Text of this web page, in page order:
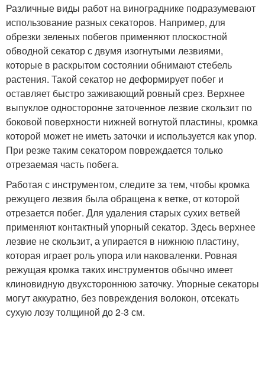
Различные виды работ на винограднике подразумевают
использование разных секаторов. Например, для
обрезки зеленых побегов применяют плоскостной
обводной секатор с двумя изогнутыми лезвиями,
которые в раскрытом состоянии обнимают стебель
растения. Такой секатор не деформирует побег и
оставляет быстро заживающий ровный срез. Верхнее
выпуклое односторонне заточенное лезвие скользит по
боковой поверхности нижней вогнутой пластины, кромка
которой может не иметь заточки и используется как упор.
При резке таким секатором повреждается только
отрезаемая часть побега.
Работая с инструментом, следите за тем, чтобы кромка
режущего лезвия была обращена к ветке, от которой
отрезается побег. Для удаления старых сухих ветвей
применяют контактный упорный секатор. Здесь верхнее
лезвие не скользит, а упирается в нижнюю пластину,
которая играет роль упора или наковаленки. Ровная
режущая кромка таких инструментов обычно имеет
клиновидную двухстороннюю заточку. Упорные секаторы
могут аккуратно, без повреждения волокон, отсекать
сухую лозу толщиной до 2-3 см.